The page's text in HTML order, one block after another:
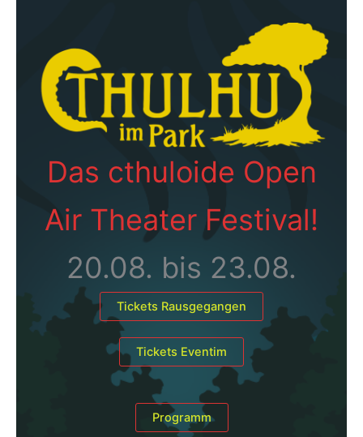
Das cthuloide Open
Air Theater Festival!
20.08. bis 23.08.
Tickets Rausgegangen
Tickets Eventim
Programm